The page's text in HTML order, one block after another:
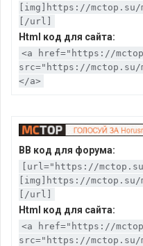
[img]https://
[/url]
Html код для сайта:
<a href="https://
src="https://mctop.su/
</a>
BB код для форума:
[url="https://
[img]https://
[/url]
Html код для сайта:
<a href="https://
src="https://mctop.su/